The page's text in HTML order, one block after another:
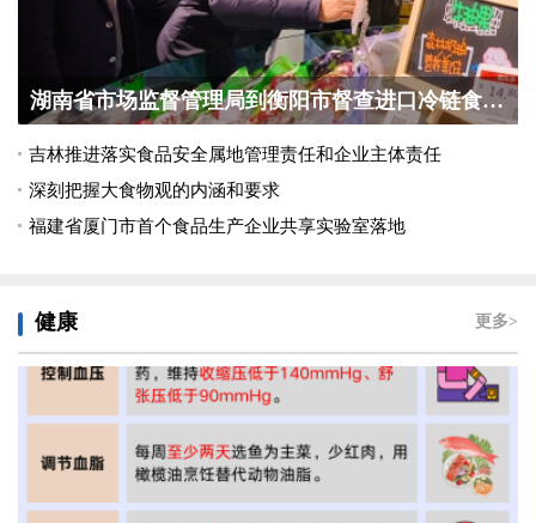
湖南省市场监督管理局到衡阳市督查进口冷链食品集...
吉林推进落实食品安全属地管理责任和企业主体责任
深刻把握大食物观的内涵和要求
福建省厦门市首个食品生产企业共享实验室落地
健康 更多>